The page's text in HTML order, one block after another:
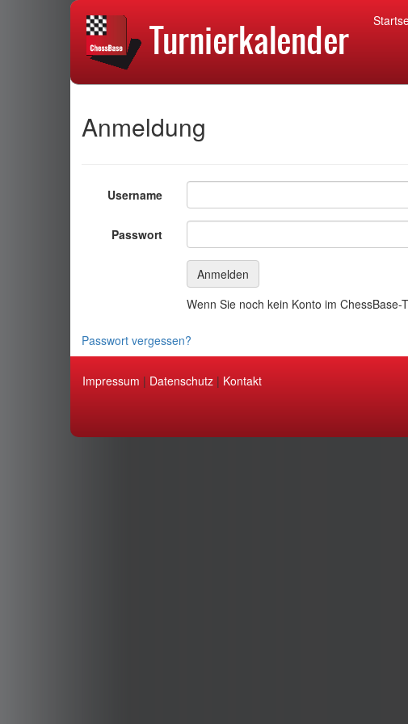
Anmeldung
Username
Passwort
Wenn Sie noch kein Konto im
Passwort vergessen?
Impressum | Datenschutz | Kontakt